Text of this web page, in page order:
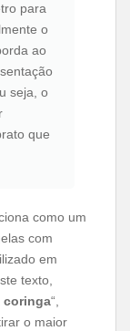
para
o
ao
seja, o
que
como um
com
em
texto,
coringa“,
o maior